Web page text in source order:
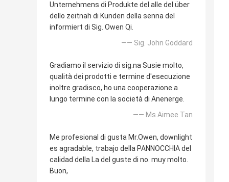
Unternehmens di Produkte del alle del über
dello zeitnah di Kunden della senna del
informiert di Sig. Owen Qi.
—— Sig. John Goddard
Gradiamo il servizio di sig.na Susie molto,
qualità dei prodotti e termine d'esecuzione
inoltre gradisco, ho una cooperazione a
lungo termine con la società di Anenerge.
—— Ms.Aimee Tan
Me profesional di gusta Mr.Owen, downlight
es agradable, trabajo della PANNOCCHIA del
calidad della La del guste di no. muy molto.
Buon,